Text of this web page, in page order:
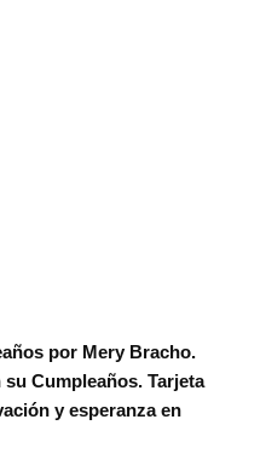
por Mery Bracho.
Cumpleaños. Tarjeta
y esperanza en